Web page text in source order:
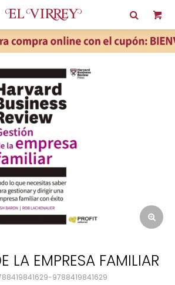
LA EMPRESA FAMILIAR
9788419841629